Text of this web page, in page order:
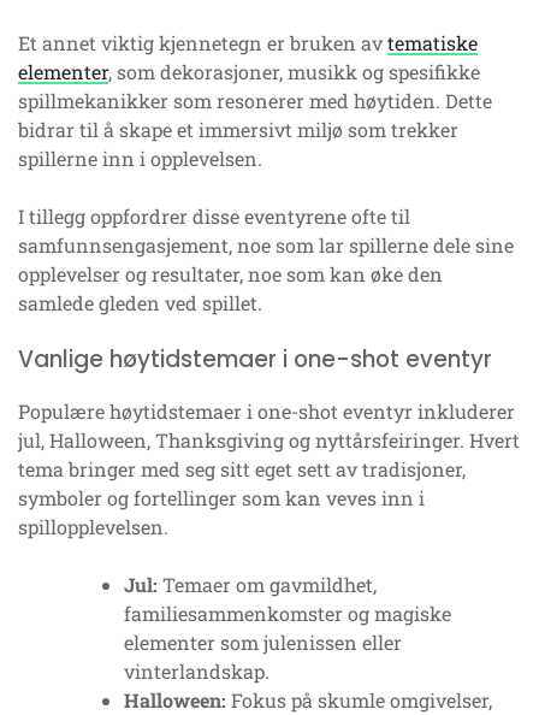
Et annet viktig kjennetegn er bruken avtematiske
elementer, som dekorasjoner, musikk og spesifikke
spillmekanikker som resonerer med høytiden. Dette
bidrar til å skape et immersivt miljø som trekker
spillerne inn i opplevelsen.
I tillegg oppfordrer disse eventyrene ofte til
samfunnsengasjement, noe som lar spillerne dele sine
opplevelser og resultater, noe som kan øke den
samlede gleden ved spillet.
Vanlige høytidstemaer i one-shot eventyr
Populære høytidstemaer i one-shot eventyr inkluderer
jul, Halloween, Thanksgiving og nyttårsfeiringer. Hvert
tema bringer med seg sitt eget sett av tradisjoner,
symboler og fortellinger som kan veves inn i
spillopplevelsen.
Jul: Temaer om gavmildhet,
familiesammenkomster og magiske
elementer som julenissen eller
vinterlandskap.
Halloween: Fokus på skumle omgivelser,